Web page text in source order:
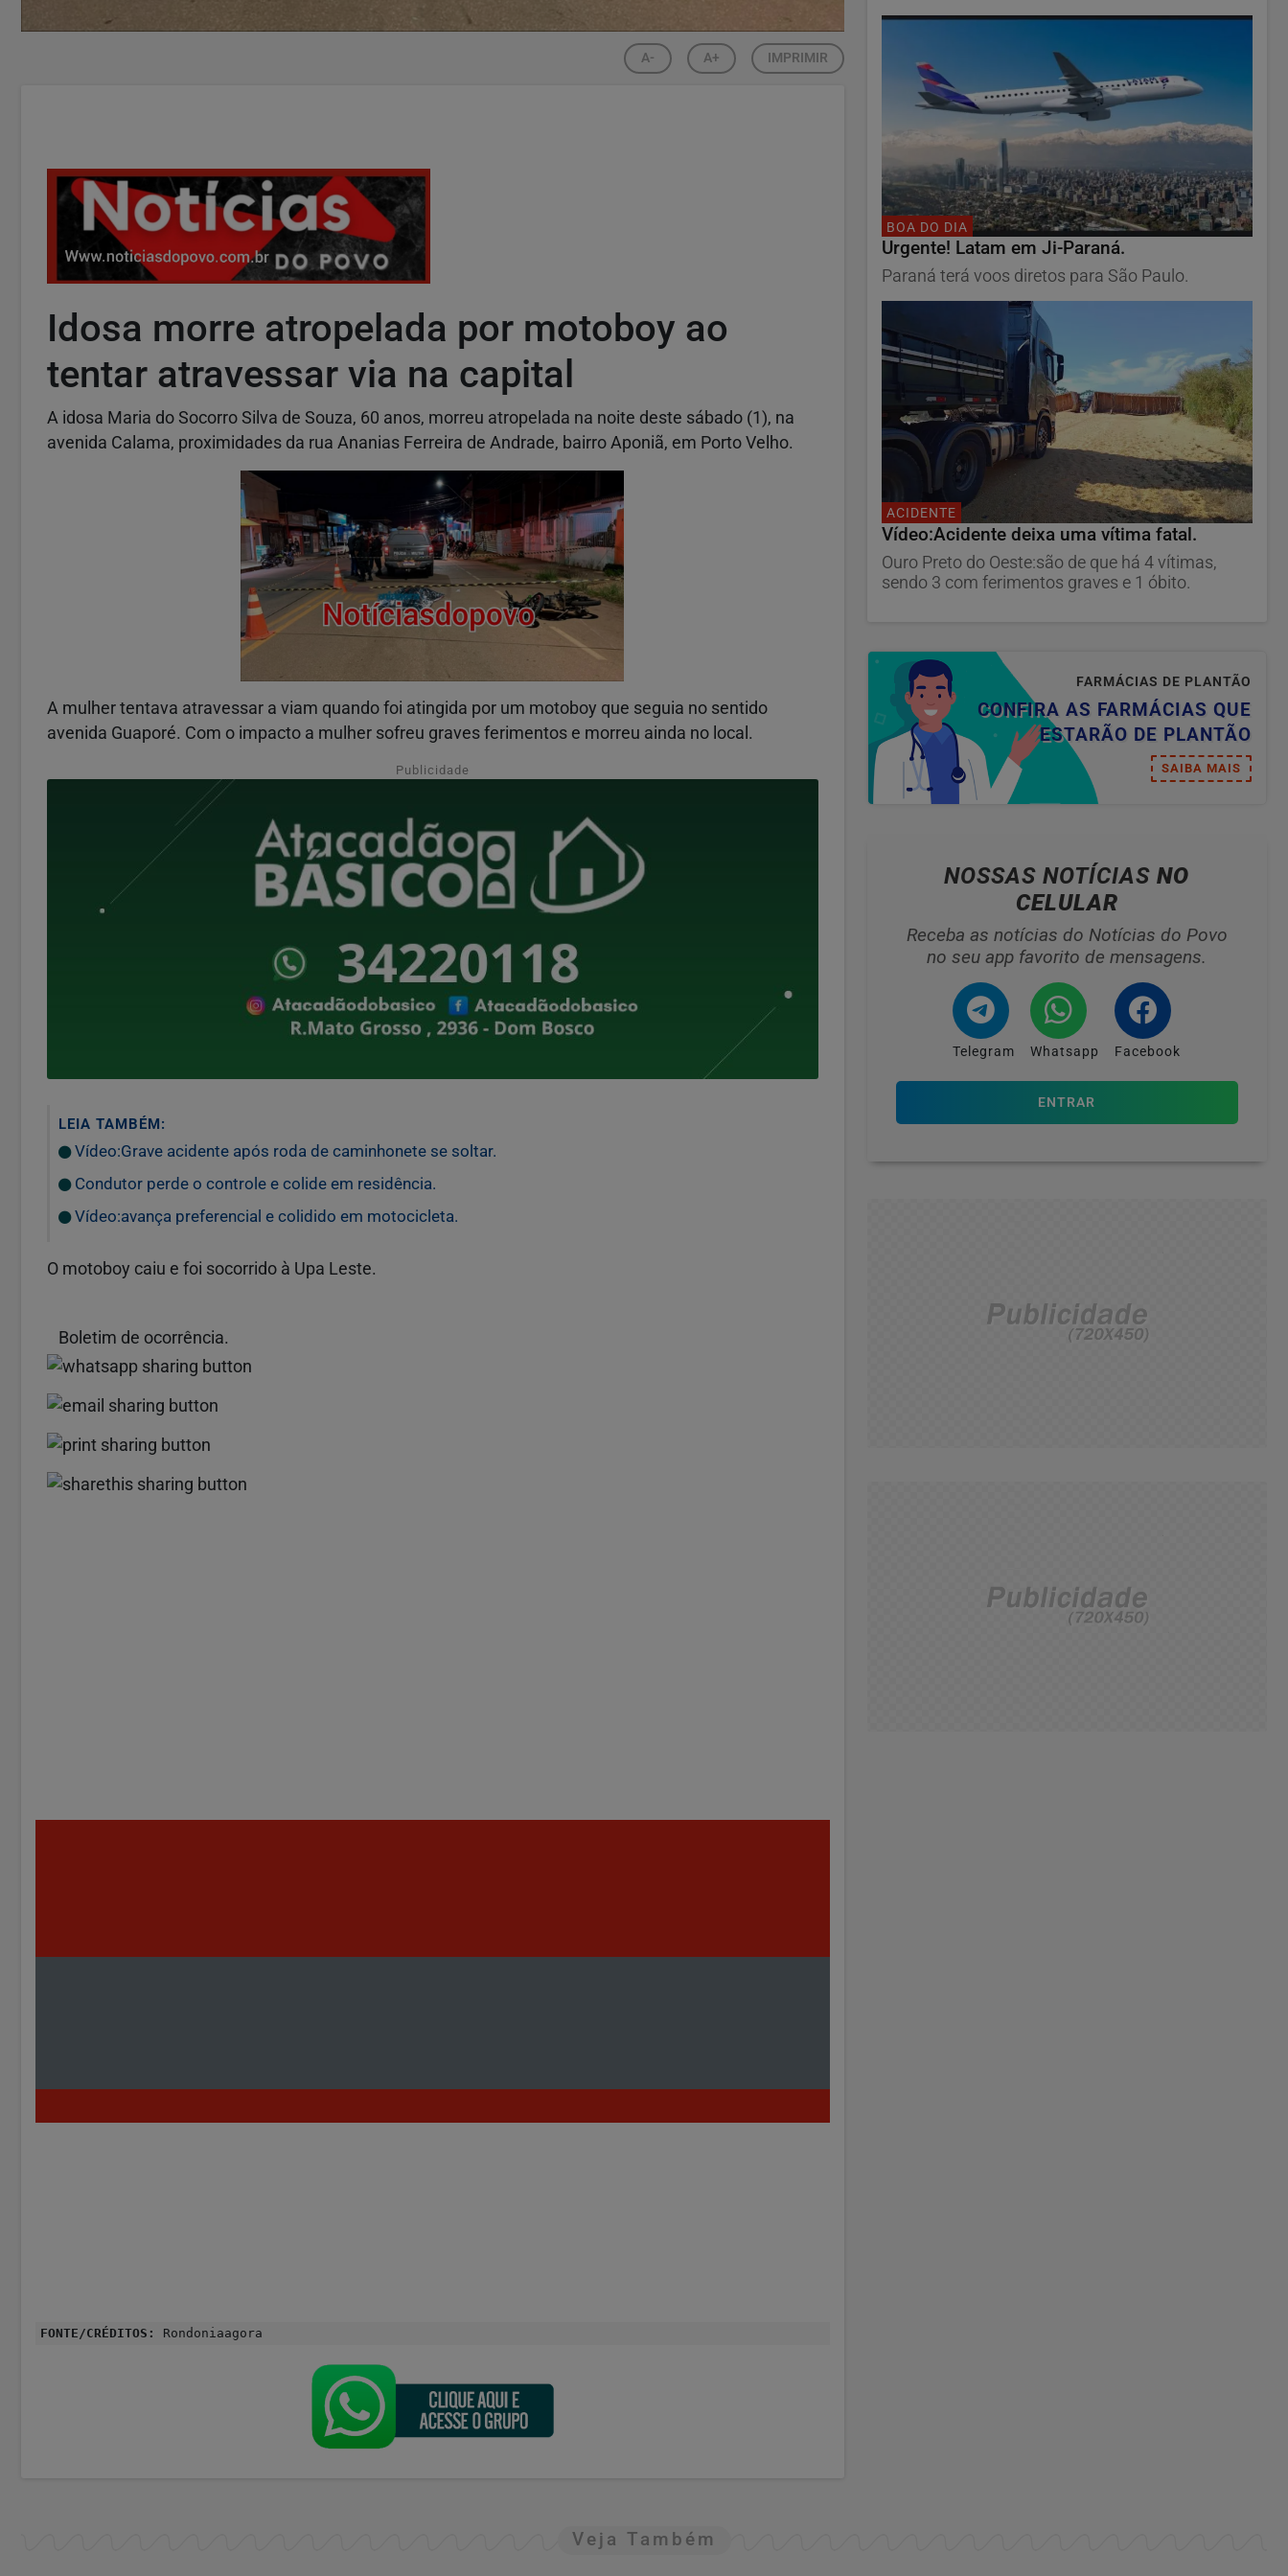
A- A+ IMPRIMIR
Idosa morre atropelada por motoboy ao
tentar atravessar via na capital
A idosa Maria do Socorro Silva de Souza, 60 anos, morreu atropelada na noite deste sábado (1), na
avenida Calama, proximidades da rua Ananias Ferreira de Andrade, bairro Aponiã, em Porto Velho.
A mulher tentava atravessar a viam quando foi atingida por um motoboy que seguia no sentido
avenida Guaporé. Com o impacto a mulher sofreu graves ferimentos e morreu ainda no local.
Publicidade
LEIA TAMBÉM:
Vídeo:Grave acidente após roda de caminhonete se soltar.
Condutor perde o controle e colide em residência.
Vídeo:avança preferencial e colidido em motocicleta.
O motoboy caiu e foi socorrido à Upa Leste.
Boletim de ocorrência.
FONTE/CRÉDITOS: Rondoniaagora
BOA DO DIA
Urgente! Latam em Ji-Paraná.
Paraná terá voos diretos para São Paulo.
ACIDENTE
Vídeo:Acidente deixa uma vítima fatal.
Ouro Preto do Oeste:são de que há 4 vítimas,
sendo 3 com ferimentos graves e 1 óbito.
FARMÁCIAS DE PLANTÃO
CONFIRA AS FARMÁCIAS QUE
ESTARÃO DE PLANTÃO
SAIBA MAIS
NOSSAS NOTÍCIASNO
CELULAR
Receba as notícias do Notícias do Povo
no seu app favorito de mensagens.
Telegram Whatsapp Facebook
ENTRAR
Veja Também